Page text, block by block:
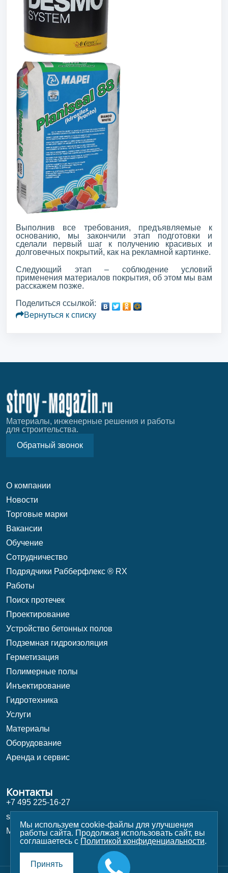
Выполнив все требования, предъявляемые к
основанию, мы закончили этап подготовки и
сделали первый шаг к получению красивых и
долговечных покрытий, как на рекламной картинке.
Следующий этап – соблюдение условий
применения материалов покрытия, об этом мы вам
расскажем позже.
Поделиться ссылкой:
Вернуться к списку
Материалы, инженерные решения и работы
для строительства.
Обратный звонок
О компании
Новости
Торговые марки
Вакансии
Обучение
Сотрудничество
Подрядчики Рабберфлекс ® RX
Работы
Поиск протечек
Проектирование
Уcтройство бетонных полов
Подземная гидроизоляция
Герметизация
Полимерные полы
Инъектирование
Гидротехника
Услуги
Материалы
Оборудование
Аренда и сервис
Контакты
+7 495 225-16-27
shop@stroy-magazin.ru
Москва, Университетский проспект 5
Мы используем cookie-файлы для улучшения
работы сайта. Продолжая использовать сайт, вы
соглашаетесь с Политикой конфиденциальности.
Принять